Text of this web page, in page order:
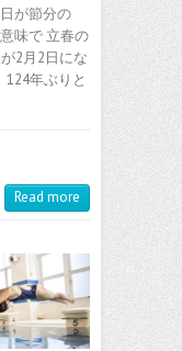
が節分の
味で 立春の
2月2日にな
124年ぶりと
Read more